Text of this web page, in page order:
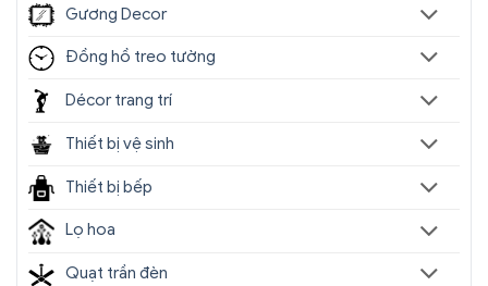
Gương Decor
Đồng hồ treo tường
Décor trang trí
Thiết bị vệ sinh
Thiết bị bếp
Lọ hoa
Quạt trần đèn